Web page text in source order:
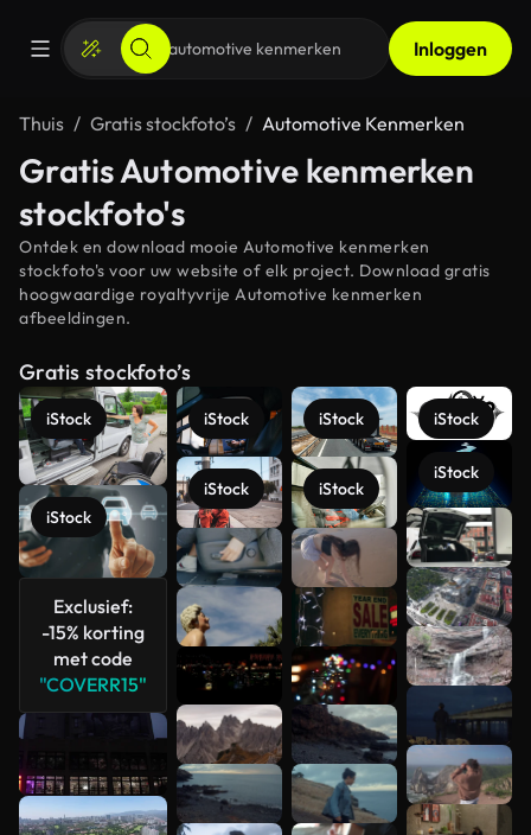
Inloggen
Thuis Gratis stockfoto’s Automotive Kenmerken
Gratis Automotive kenmerken
stockfoto's
Ontdek en download mooie Automotive kenmerken
stockfoto's voor uw website of elk project. Download gratis
hoogwaardige royaltyvrije Automotive kenmerken
afbeeldingen.
Gratis stockfoto’s
iStock
iStock
Exclusief:
-15% korting
met code
"COVERR15"
iStock
iStock
iStock
iStock
iStock
iStock
Meer
bekijken